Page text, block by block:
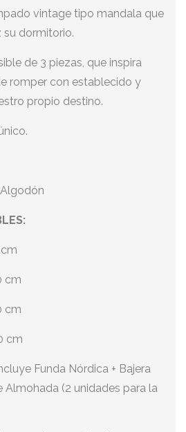
vintage tipo mandala que
su dormitorio.
de 3 piezas, que inspira
romper con establecido y
propio destino.
cm
cm
cm
Funda Nórdica + Bajera
Almohada (2 unidades para la